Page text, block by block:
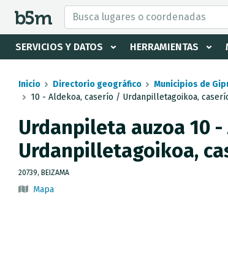
SERVICIOS Y DATOS HERRAMIENTAS
Buscador y directorio
Inicio Directorio geográfico Municipios de
10 - Aldekoa, caserío / Urdanpilletagoikoa,
Urdanpileta auzoa 10
Urdanpilletagoikoa,
20739, BEIZAMA
Mapa